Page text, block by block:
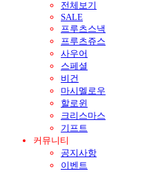
전체보기
SALE
프루츠스낵
프루츠쥬스
사우어
스페셜
비건
마시멜로우
할로윈
크리스마스
기프트
커뮤니티
공지사항
이벤트